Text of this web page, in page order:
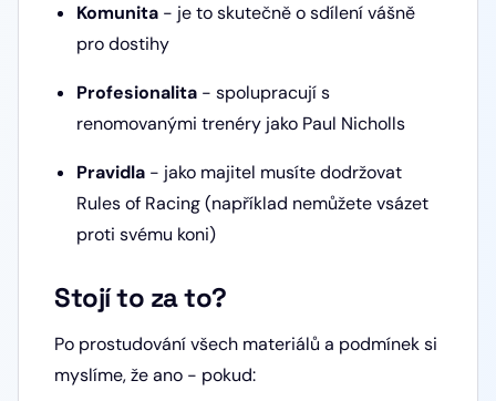
Komunita - je to skutečně o sdílení vášně
pro dostihy
Profesionalita - spolupracují s
renomovanými trenéry jako Paul Nicholls
Pravidla - jako majitel musíte dodržovat
Rules of Racing (například nemůžete vsázet
proti svému koni)
Stojí to za to?
Po prostudování všech materiálů a podmínek si
myslíme, že ano - pokud: